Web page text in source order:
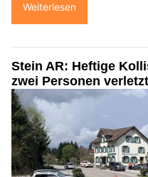
Weiterlesen
Stein AR: Heftige
zwei Personen verletzt